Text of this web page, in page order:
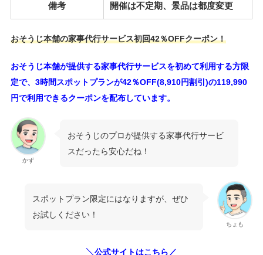
備考 開催は不定期、景品は都度変更
おそうじ本舗の家事代行サービス初回42％OFFクーポン！
おそうじ本舗が提供する家事代行サービスを初めて利用する方限
定で、3時間スポットプランが42％OFF(8,910円割引)の119,990
円で利用できるクーポンを配布しています。
かず
おそうじのプロが提供する家事代行サービ
スだったら安心だね！
ちょも
スポットプラン限定にはなりますが、ぜひ
お試しください！
╲公式サイトはこちら／